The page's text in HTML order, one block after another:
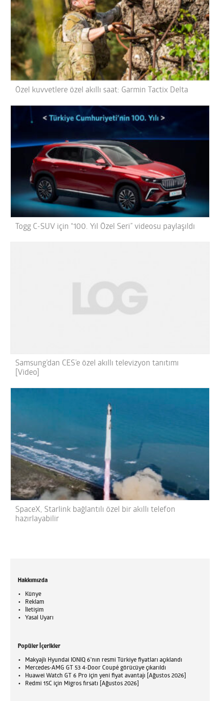
Özel kuvvetlere özel akıllı saat: Garmin Tactix Delta
Togg C-SUV için “100. Yıl Özel Seri” videosu paylaşıldı
Samsung’dan CES’e özel akıllı televizyon tanıtımı
[Video]
SpaceX, Starlink bağlantılı özel bir akıllı telefon
hazırlayabilir
Hakkımızda
Künye
Reklam
İletişim
Yasal Uyarı
Popüler İçerikler
Makyajlı Hyundai IONIQ 6'nın resmi Türkiye fiyatları açıklandı
Mercedes-AMG GT 53 4-Door Coupé görücüye çıkarıldı
Huawei Watch GT 6 Pro için yeni fiyat avantajı [Ağustos 2026]
Redmi 15C için Migros fırsatı [Ağustos 2026]